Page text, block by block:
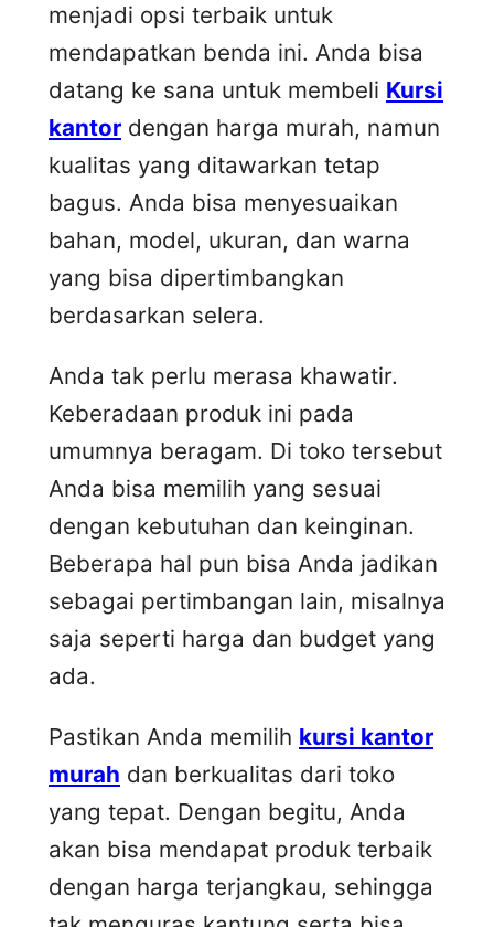
menjadi opsi terbaik untuk
mendapatkan benda ini. Anda bisa
datang ke sana untuk membeli Kursi
kantor dengan harga murah, namun
kualitas yang ditawarkan tetap
bagus. Anda bisa menyesuaikan
bahan, model, ukuran, dan warna
yang bisa dipertimbangkan
berdasarkan selera.
Anda tak perlu merasa khawatir.
Keberadaan produk ini pada
umumnya beragam. Di toko tersebut
Anda bisa memilih yang sesuai
dengan kebutuhan dan keinginan.
Beberapa hal pun bisa Anda jadikan
sebagai pertimbangan lain, misalnya
saja seperti harga dan budget yang
ada.
Pastikan Anda memilih kursi kantor
murah dan berkualitas dari toko
yang tepat. Dengan begitu, Anda
akan bisa mendapat produk terbaik
dengan harga terjangkau, sehingga